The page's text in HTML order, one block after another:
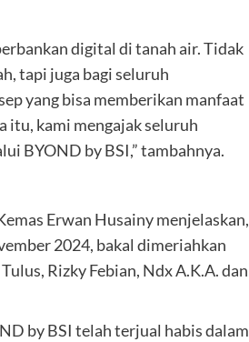
digital di tanah air. Tidak
tapi juga bagi seluruh
yang bisa memberikan manfaat
itu, kami mengajak seluruh
BYOND by BSI,” tambahnya.
Erwan Husainy menjelaskan,
2024, bakal dimeriahkan
Rizky Febian, Ndx A.K.A. dan
by BSI telah terjual habis dalam